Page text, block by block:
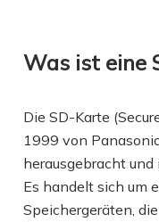
Was ist eine
Die SD-Karte
1999 von
herausgebracht und
Es handelt sich um
Speichergeräten,